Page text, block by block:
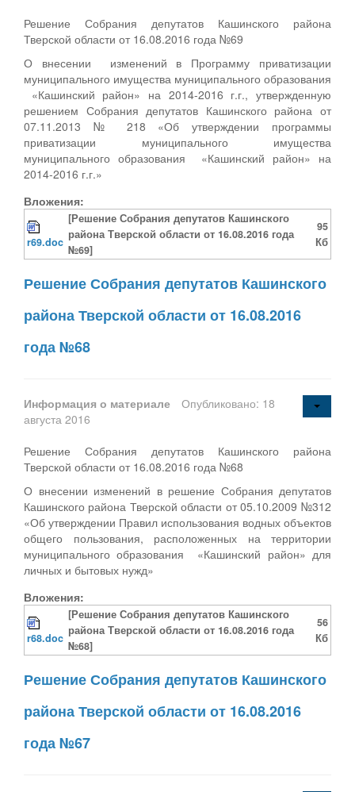
Решение Собрания депутатов Кашинского района
Тверской области от 16.08.2016 года №69
О внесении изменений в Программу приватизации
муниципального имущества муниципального образования
«Кашинский район» на 2014-2016 г.г., утвержденную
решением Собрания депутатов Кашинского района от
07.11.2013 № 218 «Об утверждении программы
приватизации муниципального имущества
муниципального образования «Кашинский район» на
2014-2016 г.г.»
Вложения:
r69.doc
[Решение Собрания депутатов Кашинского
района Тверской области от 16.08.2016 года
№69]
95
Кб
Решение Собрания депутатов Кашинского
района Тверской области от 16.08.2016
года №68
Информация о материале
Опубликовано: 18
августа 2016
Решение Собрания депутатов Кашинского района
Тверской области от 16.08.2016 года №68
О внесении изменений в решение Собрания депутатов
Кашинского района Тверской области от 05.10.2009 №312
«Об утверждении Правил использования водных объектов
общего пользования, расположенных на территории
муниципального образования «Кашинский район» для
личных и бытовых нужд»
Вложения:
r68.doc
[Решение Собрания депутатов Кашинского
района Тверской области от 16.08.2016 года
№68]
56
Кб
Решение Собрания депутатов Кашинского
района Тверской области от 16.08.2016
года №67